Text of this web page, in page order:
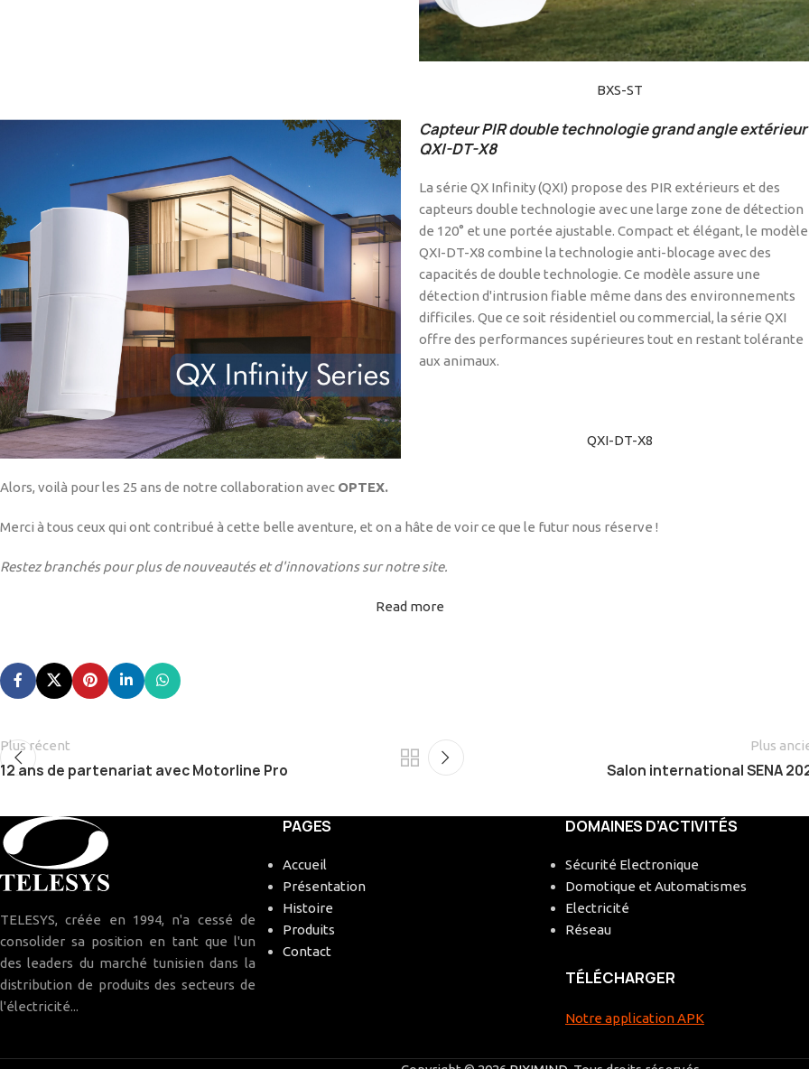
BXS-ST
Capteur PIR double technologie grand angle
QXI-DT-X8
La série QX Infinity (QXI) propose des PIR extérieurs et des
capteurs double technologie avec une large zone de détection
de 120° et une portée ajustable. Compact et élégant, le modèle
QXI-DT-X8 combine la technologie anti-blocage avec des
capacités de double technologie. Ce modèle assure une
détection d'intrusion fiable même dans des environnements
difficiles. Que ce soit résidentiel ou commercial, la série QXI
offre des performances supérieures tout en restant tolérante
aux animaux.
QXI-DT-X8
Alors, voilà pour les 25 ans de notre collaboration avec OPTEX.
Merci à tous ceux qui ont contribué à cette belle aventure, et on a hâte de voir ce que le futur nous réserve !
Restez branchés pour plus de nouveautés et d'innovations sur notre site.
Read more
Plus récent
12 ans de partenariat avec Motorline Pro
Plus
Salon international SENA
TELESYS, créée en 1994, n'a cessé de
consolider sa position en tant que l'un
des leaders du marché tunisien dans la
distribution de produits des secteurs de
l'électricité...
PAGES
Accueil
Présentation
Histoire
Produits
Contact
DOMAINES D’ACTIVITÉS
Sécurité Electronique
Domotique et Automatismes
Electricité
Réseau
TÉLÉCHARGER
Notre application APK